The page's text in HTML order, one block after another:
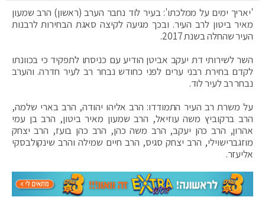
'יאריך ימים על ממלכתו': בעיר לוד נחבר הערב (ראשון) הרב שמעון
מאיר ביטון לרב העיר. ובכך מגיעה לקיצה סאגת הבחירות לרבנות
העיר שהחלה בשנת 2017.
השר לשירותי דת יעקב אביטן הודיע עם כניסתו לתפקיד כי בכוונתו
לקדם בחירת רבני ערים לפני כחודש נבחר רב לעיר חדרה. והערב
נבחר רב לעיר לוד.
על משרת רב העיר התמודדו: הרב אליהו יהודה, הרב בארי שלמה,
הרב ברקוביץ משה עוזיאל, הרב שמעון מאיר ביטון, הרב בן עמי
אהרון, הרב כהן יעקב, הרב משה כהן, הרב כהן בועז, הרב יצחק
מוזגברישוילי, הרב יצחק סגיס, הרב חיים שמילה והרב שינקולבסקי
אליעזר.